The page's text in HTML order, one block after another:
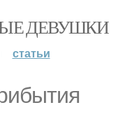
ДЕВУШКИ
статьи